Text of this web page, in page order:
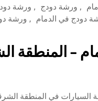
, ورشة دودج , ورشة
دودج في الدمام , ورشة
– المنطقة
السيارات في المنطقة